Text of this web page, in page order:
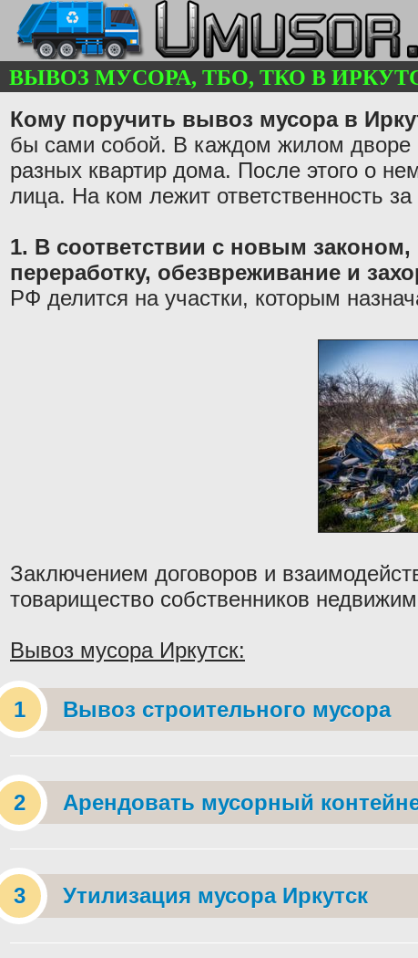
ВЫВОЗ МУСОРА, ТБО, ТКО В
Кому поручить вывоз мусора в
бы сами собой. В каждом жилом дворе
разных квартир дома. После этого о
лица. На ком лежит ответственность
1. В соответствии с новым
переработку, обезвреживание и
РФ делится на участки, которым
Заключением договоров и
товарищество собственников
Вывоз мусора Иркутск:
Вывоз строительного мусора
Арендовать мусорный
Утилизация мусора Иркутск